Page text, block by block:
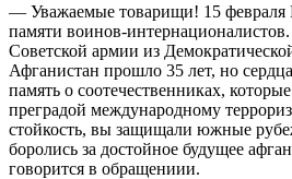
— Уважаемые товарищи! 15 февраля
памяти воинов-
Советской армии из
Афганистан прошло 35 лет, но
память о соотечественниках,
преградой международному
стойкость, вы защищали южные
боролись за достойное будущее
говорится в обращениии.